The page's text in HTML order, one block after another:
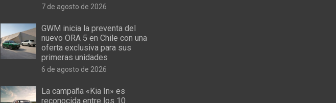
7 de agosto de 2026
GWM inicia la preventa del
nuevo ORA 5 en Chile con una
oferta exclusiva para sus
primeras unidades
6 de agosto de 2026
La campaña «Kia In» es
reconocida entre los 10